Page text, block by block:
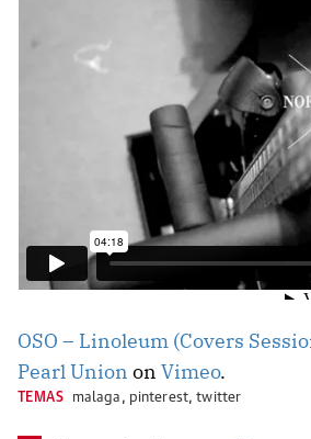
OSO – Linoleum (Covers
Pearl Union on Vimeo.
TEMAS malaga , pinterest,twitter